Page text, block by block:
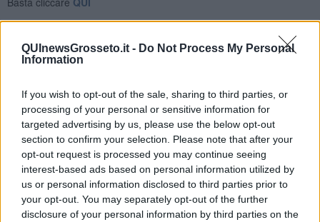
QUInewsGrosseto.it - Do Not Process My Personal
Information
If you wish to opt-out of the sale, sharing to third parties, or
processing of your personal or sensitive information for
targeted advertising by us, please use the below opt-out
section to confirm your selection. Please note that after your
opt-out request is processed you may continue seeing
interest-based ads based on personal information utilized by
us or personal information disclosed to third parties prior to
your opt-out. You may separately opt-out of the further
disclosure of your personal information by third parties on the